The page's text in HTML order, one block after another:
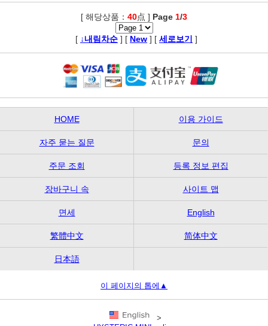
[ 해당상품： 40点 ] Page 1/3
[ ↓내림차순 ] [ New ] [ 세로보기 ]
HOME 이용 가이드
자주 묻는 질문 문의
주문 조회 등록 정보 편집
장바구니 속 사이트 맵
면세 English
繁體中文 简体中文
日本語
이 페이지의 톱에▲
>